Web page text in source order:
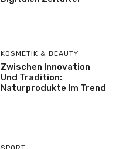
KOSMETIK & BEAUTY
Zwischen Innovation
Und Tradition:
Naturprodukte Im Trend